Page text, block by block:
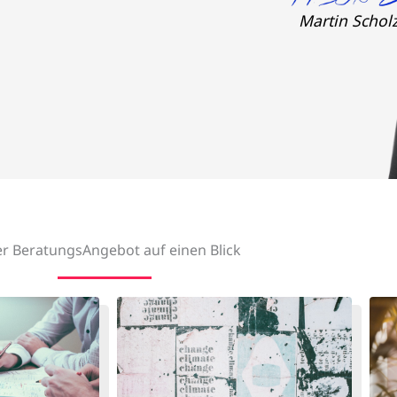
Martin
BeratungsAngebot auf einen Blick